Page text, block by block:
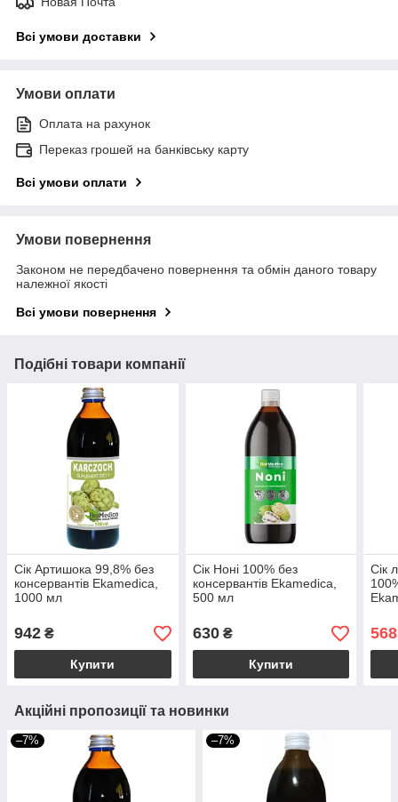
Всі умови доставки
Умови оплати
Оплата на рахунок
Переказ грошей на банківську карту
Всі умови оплати
Умови повернення
Законом не передбачено повернення та обмін даного товару
належної якості
Всі умови повернення
Подібні товари компанії
Сік Артишока 99,8% без
консервантів Ekamedica,
1000 мл
942 ₴
Купити
Сік Ноні 100% без
консервантів Ekamedica,
500 мл
630₴
Купити
Сік
Акційні пропозиції та новинки
–7% –7%